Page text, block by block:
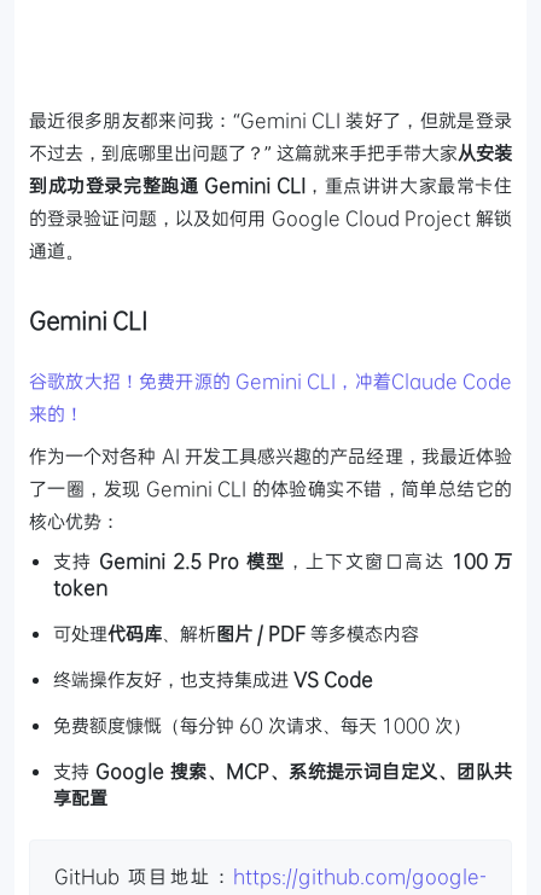
最近很多朋友都来问我：“Gemini CLI 装好了，但就是登录
不过去，到底哪里出问题了？” 这篇就来手把手带大家从安装
到成功登录完整跑通 Gemini CLI，重点讲讲大家最常卡住
的登录验证问题，以及如何用 Google Cloud Project 解锁
通道。
Gemini CLI
谷歌放大招！免费开源的 Gemini CLI，冲着Claude Code
来的！
作为一个对各种 AI 开发工具感兴趣的产品经理，我最近体验
了一圈，发现 Gemini CLI 的体验确实不错，简单总结它的
核心优势：
支持 Gemini 2.5 Pro 模型 ，上下文窗口高达 100 万
token
可处理代码库、解析图片 / PDF 等多模态内容
终端操作友好，也支持集成进 VS Code
免费额度慷慨（每分钟 60 次请求、每天 1000 次）
支持 Google 搜索、MCP、系统提示词自定义、团队共
享配置
GitHub 项目地址： https://github.com/google-